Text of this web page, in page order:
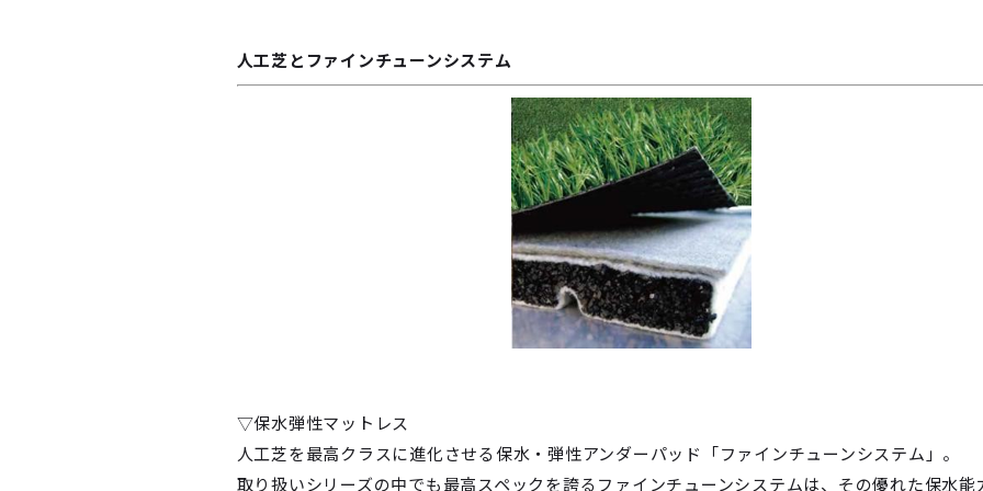
人工芝とファインチューンシステム
▽保水弾性マットレス
人工芝を最高クラスに進化させる保水・弾性アンダーパッド「ファインチューンシステム」。
取り扱いシリーズの中でも最高スペックを誇るファインチューンシステムは、その優れた保水能